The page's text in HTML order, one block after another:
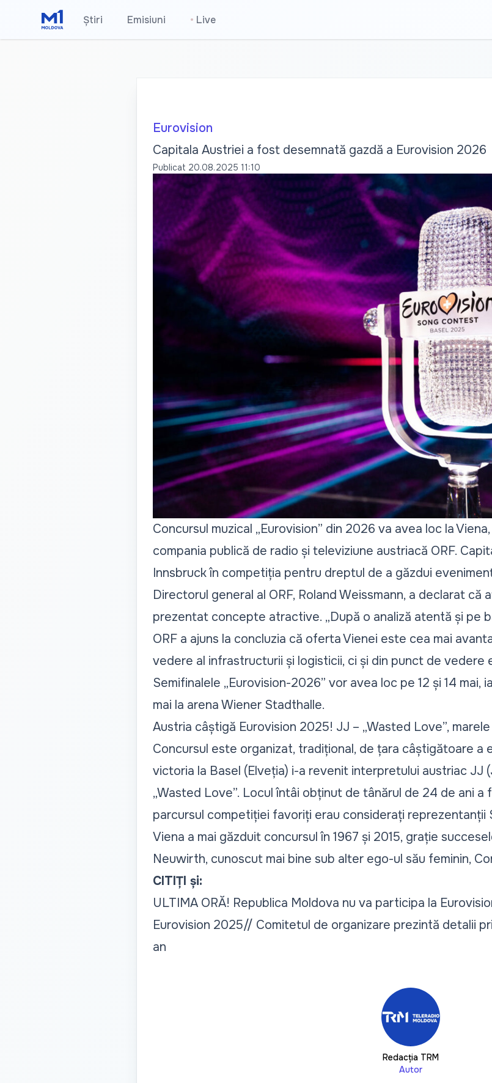
Știri Emisiuni • Live
Eurovision
Capitala Austriei a fost desemnată gazdă a Eurovision 2026
Publicat 20.08.2025 11:10
Concursul muzical „Eurovision” din 2026 va avea loc la
compania publică de radio și televiziune austriacă ORF.
Innsbruck în competiția pentru dreptul de a găzdui
Directorul general al ORF, Roland Weissmann, a declarat că
prezentat concepte atractive. „După o analiză atentă și pe
ORF a ajuns la concluzia că oferta Vienei este cea mai
vedere al infrastructurii și logisticii, ci și din punct de vedere
Semifinalele „Eurovision-2026” vor avea loc pe 12 și 14 mai,
mai la arena Wiener Stadthalle.
Austria câștigă Eurovision 2025! JJ – „Wasted Love”,
Concursul este organizat, tradițional, de țara câștigătoare a
victoria la Basel (Elveția) i-a revenit interpretului austriac JJ
„Wasted Love”. Locul întâi obținut de tânărul de 24 de ani
parcursul competiției favoriți erau considerați reprezentanții
Viena a mai găzduit concursul în 1967 și 2015, grație
Neuwirth, cunoscut mai bine sub alter ego-ul său feminin,
CITIȚI și:
ULTIMA ORĂ! Republica Moldova nu va participa la
Eurovision 2025// Comitetul de organizare prezintă detalii
an
Redacția TRM
Autor